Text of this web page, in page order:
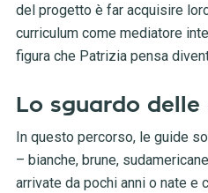
del progetto è far acquisire
curriculum come mediatore
figura che Patrizia pensa
Lo sguardo delle
In questo percorso, le guide
– bianche, brune,
arrivate da pochi anni o nate e